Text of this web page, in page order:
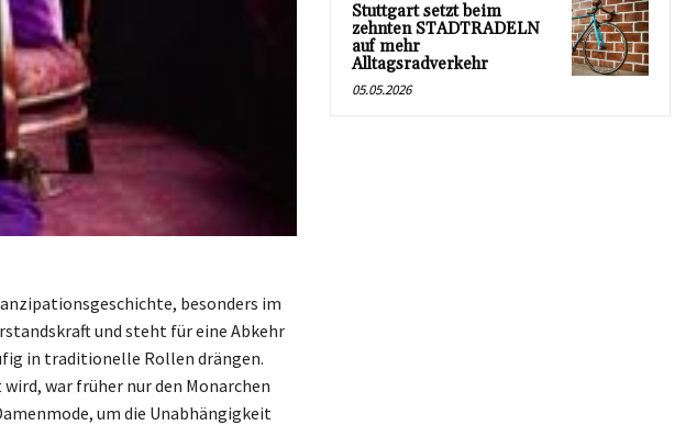
besonders im
und steht für eine Abkehr
in traditionelle Rollen drängen.
war früher nur den Monarchen
um die Unabhängigkeit
Stuttgart setzt beim
zehnten STADTRADELN
auf mehr
Alltagsradverkehr
05.05.2026